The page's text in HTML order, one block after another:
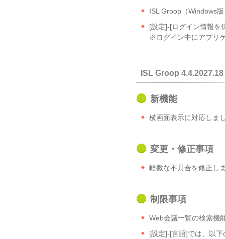
ISL Groop（Windows
[設定]-[ログイン情報を
※ログイン中にアプリ
ISL Groop
新機能
横画面表示に対応しま
変更・修正事項
軽微な不具合を修正し
制限事項
Web会議一覧の検索機
[設定]-[言語]では、以